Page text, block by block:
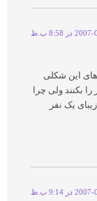
در 8:58 ب.ظ
های این شکلی
بکنند ولی چرا
یک نفر
در 9:14 ب.ظ